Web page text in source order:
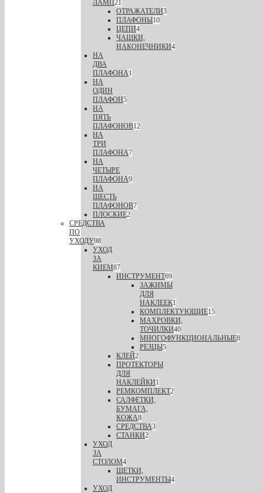
ЛАМП21
ОТРАЖАТЕЛИ3
ПЛАФОНЫ10
ЦЕПИ4
ЧАШКИ,
НАКОНЕЧНИКИ4
НА
ДВА
ПЛАФОНА1
НА
ОДИН
ПЛАФОН5
НА
ПЯТЬ
ПЛАФОНОВ12
НА
ТРИ
ПЛАФОНА7
НА
ЧЕТЫРЕ
ПЛАФОНА9
НА
ШЕСТЬ
ПЛАФОНОВ7
ПЛОСКИЕ2
СРЕДСТВА
ПО
УХОДУ98
УХОД
ЗА
КИЕМ87
ИНСТРУМЕНТ69
ЗАЖИМЫ
ДЛЯ
НАКЛЕЕК1
КОМПЛЕКТУЮЩИЕ15
МАХРОВКИ,
ТОЧИЛКИ40
МНОГОФУНКЦИОНАЛЬНЫЕ8
РЕЗЦЫ5
КЛЕЙ2
ПРОТЕКТОРЫ
ДЛЯ
НАКЛЕЙКИ1
РЕМКОМПЛЕКТ2
САЛФЕТКИ,
БУМАГА,
КОЖА8
СРЕДСТВА3
СТАНКИ2
УХОД
ЗА
СТОЛОМ4
ЩЕТКИ,
ИНСТРУМЕНТЫ4
УХОД